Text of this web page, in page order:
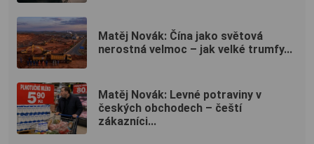
Matěj Novák: Čína jako světová
nerostná velmoc – jak velké trumfy...
Matěj Novák: Levné potraviny v
českých obchodech – čeští
zákazníci...